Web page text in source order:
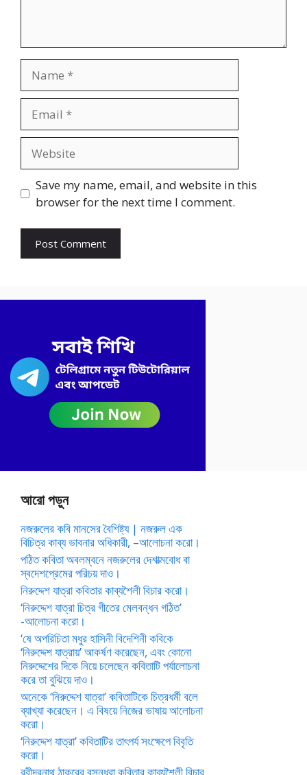
Save my name, email, and website in this
browser for the next time I comment.
আরো পড়ুন
নজরুলের কবি মানসের বৈশিষ্ট্য | নজরুল এক
বিচিত্র কাব্য ভাবনার অধিকারী, –আলোচনা করো।
পঠিত কবিতা অবলম্বনে নজরুলের দেশাত্মবোধ বা
স্বদেশপ্রেমের পরিচয় দাও।
নিরুদ্দেশ যাত্রা কবিতার কাব্যশৈলী বিচার করো।
‘নিরুদ্দেশ যাত্রা চিত্র গীতের মেলবন্ধন গঠিত’
-আলোচনা করো।
‘ষে অপরিচিতা মধুর হাসিনী বিদেশিনী কবিকে
‘নিরুদ্দেশ যাত্রায়’ আকর্ষণ করেছেন, এবং কোনো
নিরুদ্দেশের দিকে নিয়ে চলেছেন কবিতাটি পর্যালোচনা
করে তা বুঝিয়ে দাও।
অনেকে ‘নিরুদ্দেশ যাত্রা’ কবিতাটিকে চিত্রধর্মী বলে
ব্যাখ্যা করেছেন। এ বিষয়ে নিজের ভাষায় আলোচনা
করো।
‘নিরুদ্দেশ যাত্রা’ কবিতাটির তাৎপর্য সংক্ষেপে বিবৃতি
করো।
রবীন্দ্রনাথ ঠাকুরের বসুন্ধরা কবিতার কাব্যশৈলী বিচার